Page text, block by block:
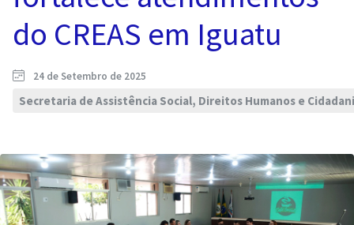
do CREAS em Iguatu
24 de Setembro de 2025
Secretaria de Assistência Social, Direitos Humanos e